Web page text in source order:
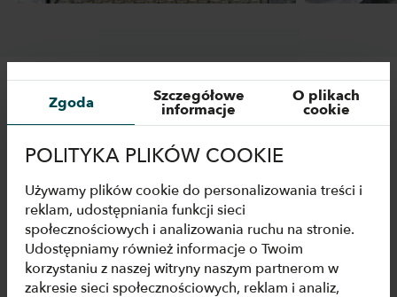
DANE TECHNICZNE
Rysunki
Specyfikacje techniczne
Zgoda Szczegółowe
informacje
O plikach
cookie
POLITYKA PLIKÓW COOKIE
Używamy plików cookie do personalizowania treści i
reklam, udostępniania funkcji sieci
społecznościowych i analizowania ruchu na stronie.
Udostępniamy również informacje o Twoim
korzystaniu z naszej witryny naszym partnerom w
zakresie sieci społecznościowych, reklam i analiz,